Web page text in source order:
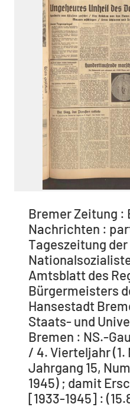
Bremer Zeitung :
Nachrichten :
Tageszeitung der
Amtsblatt des
Bürgermeisters
Hansestadt
Staats- und
Bremen : NS.-
/ 4. Vierteljahr (1.
Jahrgang 15,
1945) ; damit
[1933-1945] :